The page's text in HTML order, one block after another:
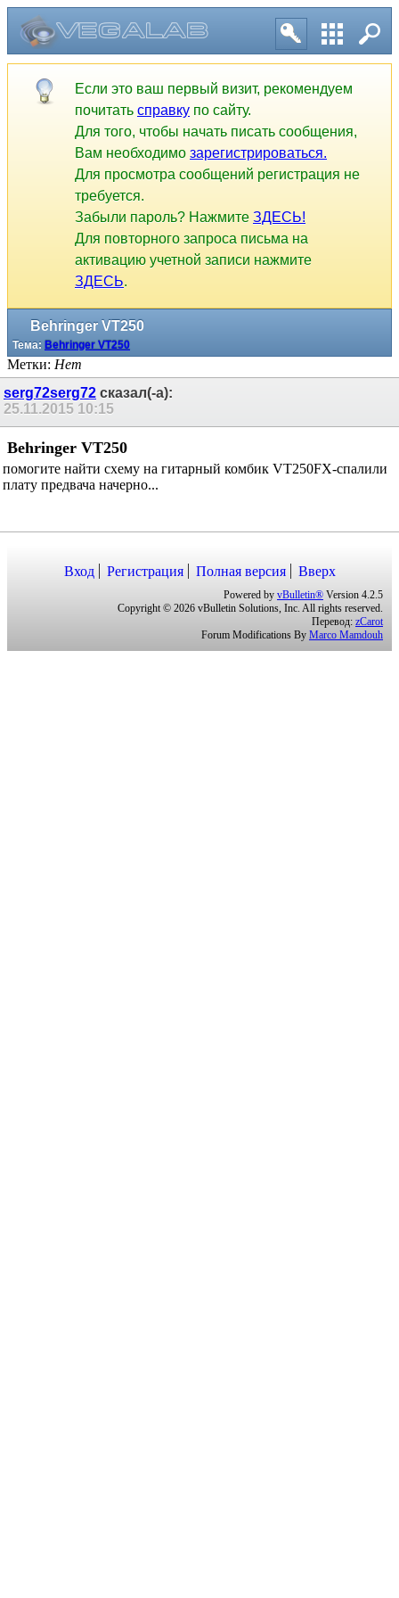
Если это ваш первый визит, рекомендуем
почитать справку по сайту.
Для того, чтобы начать писать сообщения,
Вам необходимо зарегистрироваться.
Для просмотра сообщений регистрация не
требуется.
Забыли пароль? Нажмите ЗДЕСЬ!
Для повторного запроса письма на
активацию учетной записи нажмите
ЗДЕСЬ.
Behringer VT250
Тема: Behringer VT250
Метки: Нет
serg72serg72сказал(-а):
25.11.2015
Behringer VT250
помогите найти схему на гитарный комбик VT250FX-спалили
плату предвача начерно...
Вход Регистрация Полная версия Вверх
Powered by vBulletin® Version 4.2.5
Copyright © 2026 vBulletin Solutions, Inc. All rights reserved.
Перевод: zCarot
Forum Modifications By Marco Mamdouh